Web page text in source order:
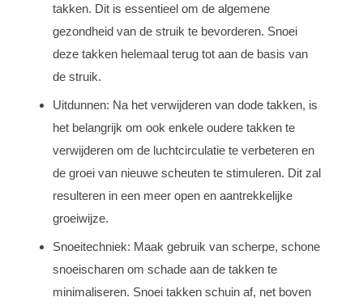
takken. Dit is essentieel om de algemene
gezondheid van de struik te bevorderen. Snoei
deze takken helemaal terug tot aan de basis van
de struik.
Uitdunnen: Na het verwijderen van dode takken, is
het belangrijk om ook enkele oudere takken te
verwijderen om de luchtcirculatie te verbeteren en
de groei van nieuwe scheuten te stimuleren. Dit zal
resulteren in een meer open en aantrekkelijke
groeiwijze.
Snoeitechniek: Maak gebruik van scherpe, schone
snoeischaren om schade aan de takken te
minimaliseren. Snoei takken schuin af, net boven